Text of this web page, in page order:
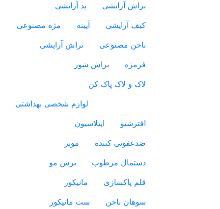
براش آرایشی
پد آرایشی
کیف آرایشی
آیینه
مژه مصنوعی
ناخن مصنوعی
تراش آرایشی
فرمژه
براش شور
لاک و لاک پاک کن
لوازم شخصی بهداشتی
افترشیو
اپیلاسیون
ضدعفونی کننده
موبر
دستمال مرطوب
برس مو
قلم پاکسازی
مانیکور
سوهان ناخن
ست مانیکور